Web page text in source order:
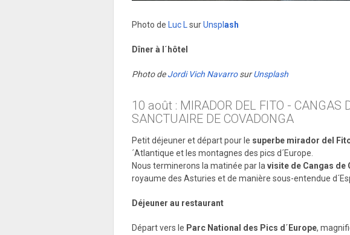
Photo de Luc L surUnspl ash
Dîner à l´hôtel
Photo deJordi Vich NavarrosurUnsplash
10 août : MIRADOR DEL FITO - CANGAS
SANCTUAIRE DE COVADONGA
Petit déjeuner et départ pour le superbe mirador del
´Atlantique et les montagnes des pics d´Europe.
Nous terminerons la matinée par la visite de Cangas de
royaume des Asturies et de manière sous-entendue
Déjeuner au restaurant
Départ vers le Parc National des Pics d´Europe,